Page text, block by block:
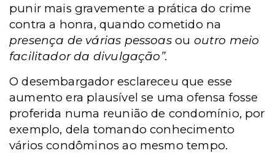
punir mais gravemente a prática do crime
contra a honra, quando cometido na
presença de várias pessoasou outro meio
facilitador da divulgação”.
O desembargador esclareceu que esse
aumento era plausível se uma ofensa fosse
proferida numa reunião de condomínio, por
exemplo, dela tomando conhecimento
vários condôminos ao mesmo tempo.